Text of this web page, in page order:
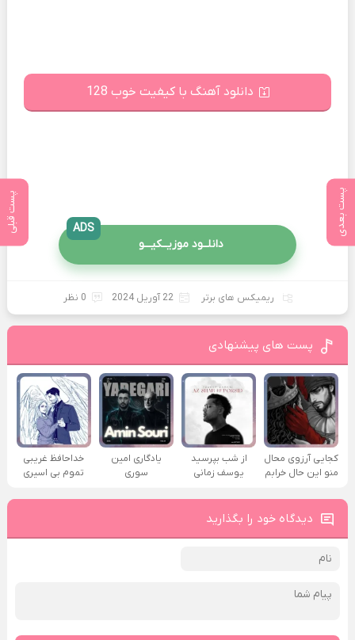
پست بعدی پست قبلی
دانلود آهنگ با کیفیت خوب 128
دانلــود موزیــکیـــو
ADS
ریمیکس های برتر 22 آوریل 2024 0 نظر
پست های پیشنهادی
کجایی آرزوی محال
منو این حال خرابم
از شب بپرسید
یوسف زمانی
یادگاری امین
سوری
خداحافظ غریبی
تموم بی اسیری
دیدگاه خود را بگذارید